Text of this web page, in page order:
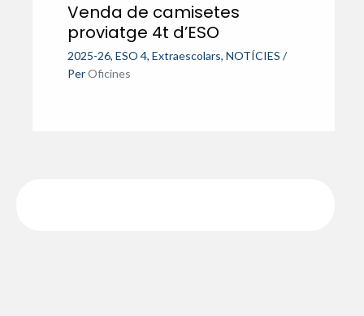
Venda de camisetes
proviatge 4t d’ESO
2025-26, ESO 4, Extraescolars, NOTÍCIES /
Per Oficines